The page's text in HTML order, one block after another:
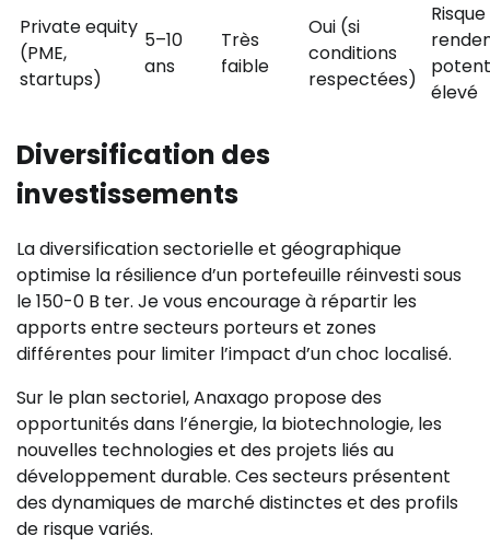
Private equity
(PME,
startups)
5–10
ans
Très
faible
Oui (si
conditions
respectées)
élevé
Diversification des
investissements
La diversification sectorielle et géographique
optimise la résilience d’un portefeuille réinvesti sous
le 150-0 B ter. Je vous encourage à répartir les
apports entre secteurs porteurs et zones
différentes pour limiter l’impact d’un choc localisé.
Sur le plan sectoriel, Anaxago propose des
opportunités dans l’énergie, la biotechnologie, les
nouvelles technologies et des projets liés au
développement durable. Ces secteurs présentent
des dynamiques de marché distinctes et des profils
de risque variés.